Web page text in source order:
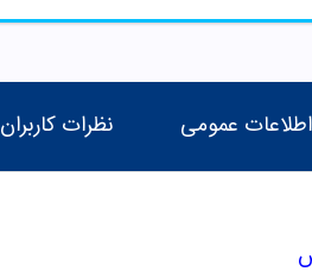
اطلاعات عمومی نظرات کاربران